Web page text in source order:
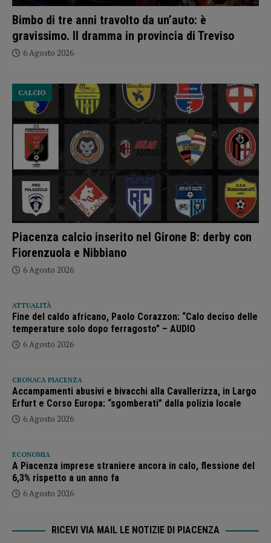
Bimbo di tre anni travolto da un’auto: è
gravissimo. Il dramma in provincia di Treviso
6 Agosto 2026
Piacenza calcio inserito nel Girone B: derby con
Fiorenzuola e Nibbiano
CALCIO
6 Agosto 2026
ATTUALITÀ
Fine del caldo africano, Paolo Corazzon: “Calo deciso delle
temperature solo dopo ferragosto” – AUDIO
6 Agosto 2026
CRONACA PIACENZA
Accampamenti abusivi e bivacchi alla Cavallerizza, in Largo
Erfurt e Corso Europa: “sgomberati” dalla polizia locale
6 Agosto 2026
ECONOMIA
A Piacenza imprese straniere ancora in calo, flessione del
6,3% rispetto a un anno fa
6 Agosto 2026
RICEVI VIA MAIL LE NOTIZIE DI PIACENZA